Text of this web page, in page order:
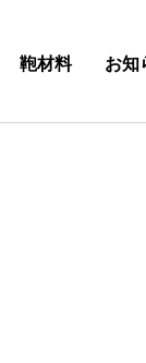
鞄材料 お知